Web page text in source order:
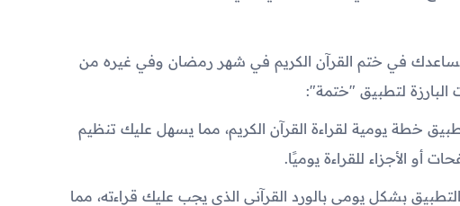
في ختم القرآن الكريم في شهر رمضان وفي غيره من
البارزة لتطبيق "ختمة":
خطة يومية لقراءة القرآن الكريم، مما يسهل عليك تنظيم
أو الأجزاء للقراءة يوميًا.
بشكل يومي بالورد القرآني الذي يجب عليك قراءته، مما